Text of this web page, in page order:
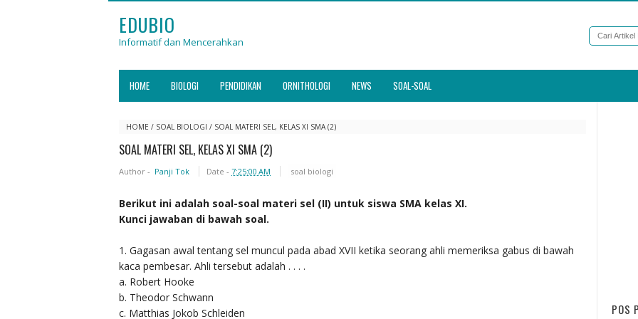
EDUBIO
Informatif dan Mencerahkan
HOME BIOLOGI PENDIDIKAN ORNITHOLOGI NEWS SOAL-SOAL
HOME / SOAL BIOLOGI / SOAL MATERI SEL, KELAS XI SMA (2)
SOAL MATERI SEL, KELAS XI SMA (2)
Author - Panji Tok Date - 7:25:00 AM soal biologi
Berikut ini adalah soal-soal materi sel (II) untuk siswa SMA kelas XI.
Kunci jawaban di bawah soal.
1. Gagasan awal tentang sel muncul pada abad XVII ketika seorang ahli memeriksa gabus di bawah
kaca pembesar. Ahli tersebut adalah . . . .
a. Robert Hooke
b. Theodor Schwann
c. Matthias Jokob Schleiden
POS